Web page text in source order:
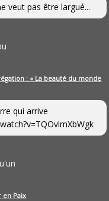
veut pas être largué...
: « La beauté du monde
qui arrive
en Paix